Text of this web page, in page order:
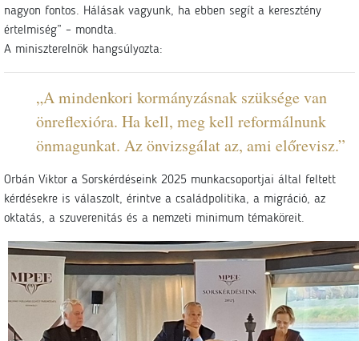
nagyon fontos. Hálásak vagyunk, ha ebben segít a keresztény
értelmiség” – mondta.
A miniszterelnök hangsúlyozta:
„A mindenkori kormányzásnak szüksége van
önreflexióra. Ha kell, meg kell reformálnunk
önmagunkat. Az önvizsgálat az, ami előrevisz.”
Orbán Viktor a Sorskérdéseink 2025 munkacsoportjai által feltett
kérdésekre is válaszolt, érintve a családpolitika, a migráció, az
oktatás, a szuverenitás és a nemzeti minimum témaköreit.